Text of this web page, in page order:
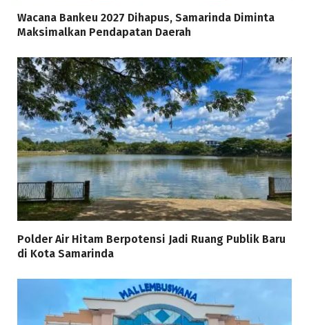
Wacana Bankeu 2027 Dihapus, Samarinda Diminta
Maksimalkan Pendapatan Daerah
Polder Air Hitam Berpotensi Jadi Ruang Publik Baru
di Kota Samarinda